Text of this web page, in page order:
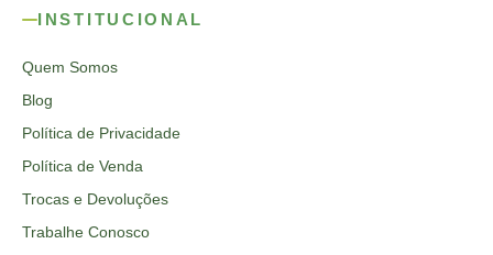
INSTITUCIONAL
Quem Somos
Blog
Política de Privacidade
Política de Venda
Trocas e Devoluções
Trabalhe Conosco